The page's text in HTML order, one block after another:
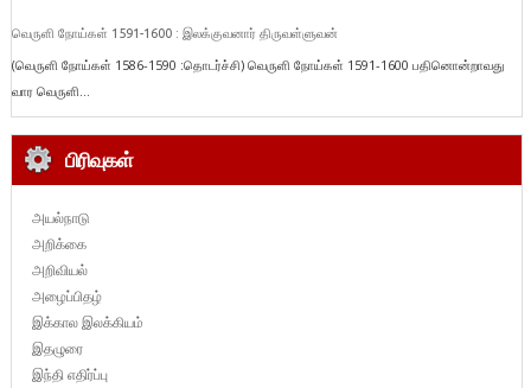
வெருளி நோய்கள் 1591-1600 : இலக்குவனார் திருவள்ளுவன்
(வெருளி நோய்கள் 1586-1590 :தொடர்ச்சி) வெருளி நோய்கள் 1591-1600 பதினொன்றாவது
வார வெருளி...
பிரிவுகள்
அயல்நாடு
அறிக்கை
அறிவியல்
அழைப்பிதழ்
இக்கால இலக்கியம்
இதழுரை
இந்தி எதிர்ப்பு